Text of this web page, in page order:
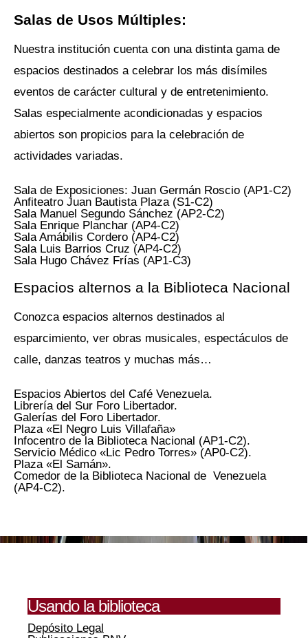
Salas de Usos Múltiples:
Nuestra institución cuenta con una distinta gama de
espacios destinados a celebrar los más disímiles
eventos de carácter cultural y de entretenimiento.
Salas especialmente acondicionadas y espacios
abiertos son propicios para la celebración de
actividades variadas.
Sala de Exposiciones: Juan Germán Roscio (AP1-C2)
Anfiteatro Juan Bautista Plaza (S1-C2)
Sala Manuel Segundo Sánchez (AP2-C2)
Sala Enrique Planchar (AP4-C2)
Sala Amábilis Cordero (AP4-C2)
Sala Luis Barrios Cruz (AP4-C2)
Sala Hugo Chávez Frías (AP1-C3)
Espacios alternos a la Biblioteca Nacional
Conozca espacios alternos destinados al
esparcimiento, ver obras musicales, espectáculos de
calle, danzas teatros y muchas más…
Espacios Abiertos del Café Venezuela.
Librería del Sur Foro Libertador.
Galerías del Foro Libertador.
Plaza «El Negro Luis Villafaña»
Infocentro de la Biblioteca Nacional (AP1-C2).
Servicio Médico «Lic Pedro Torres» (AP0-C2).
Plaza «El Samán».
Comedor de la Biblioteca Nacional de Venezuela
(AP4-C2).
Usando la biblioteca
Depósito Legal